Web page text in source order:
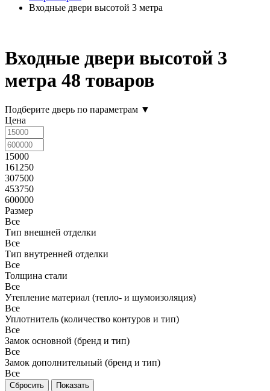
Входные двери высотой 3 метра
Входные двери высотой 3
метра 48 товаров
Подберите дверь по параметрам ▼
Цена
15000
161250
307500
453750
600000
Размер
Все
Тип внешней отделки
Все
Тип внутренней отделки
Все
Толщина стали
Все
Утепление материал (тепло- и шумоизоляция)
Все
Уплотнитель (количество контуров и тип)
Все
Замок основной (бренд и тип)
Все
Замок дополнительный (бренд и тип)
Все